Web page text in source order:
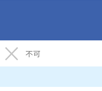
不可